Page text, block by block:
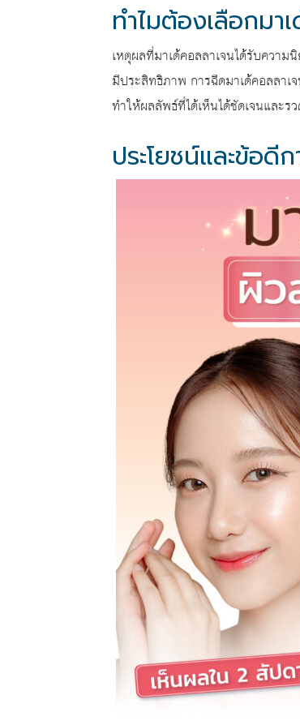
ทำไมต้องเลือกมา
เหตุผลที่มาเด้คอลลาเจนได้รับควา
มีประสิทธิภาพ การฉีดมาเด้คอลลาเ
ทำให้ผลลัพธ์ที่ได้เห็นได้ชัดเจนและร
ประโยชน์และข้อดี